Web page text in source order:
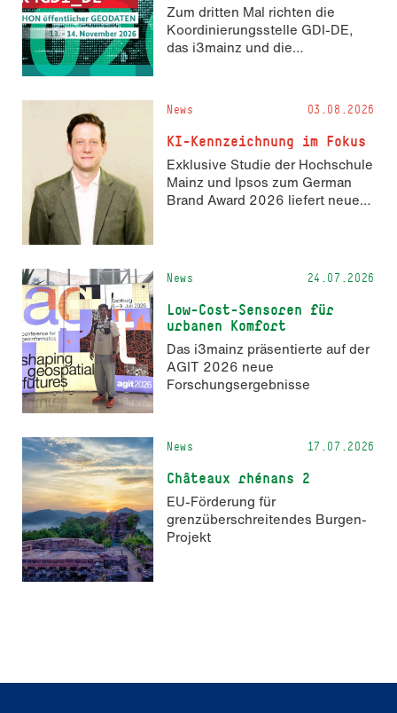
Zum dritten Mal richten die
Koordinierungsstelle GDI-DE,
das i3mainz und die
und 14. November 2026 den
Hackathon hack4GDI_DE an der
Hochschule Mainz aus. Die
Anmeldung ist geöffnet und bis
zum 2. Oktober 2026 möglich.
News 03.08.2026
KI-Kennzeichnung im Fokus
Exklusive Studie der Hochschule
Mainz und Ipsos zum German
Brand Award 2026 liefert neue
News 24.07.2026
Low-Cost-Sensoren für
urbanen Komfort
Das i3mainz präsentierte auf der
AGIT 2026 neue
Forschungsergebnisse
News 17.07.2026
Châteaux rhénans 2
EU-Förderung für
grenzüberschreitendes Burgen-
Projekt